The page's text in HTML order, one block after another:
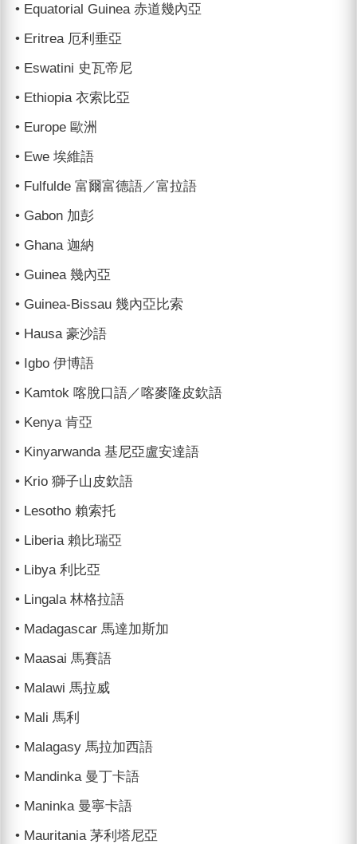
• Equatorial Guinea 赤道幾內亞
• Eritrea 厄利垂亞
• Eswatini 史瓦帝尼
• Ethiopia 衣索比亞
• Europe 歐洲
• Ewe 埃維語
• Fulfulde 富爾富德語／富拉語
• Gabon 加彭
• Ghana 迦納
• Guinea 幾內亞
• Guinea-Bissau 幾內亞比索
• Hausa 豪沙語
• Igbo 伊博語
• Kamtok 喀脫口語／喀麥隆皮欽語
• Kenya 肯亞
• Kinyarwanda 基尼亞盧安達語
• Krio 獅子山皮欽語
• Lesotho 賴索托
• Liberia 賴比瑞亞
• Libya 利比亞
• Lingala 林格拉語
• Madagascar 馬達加斯加
• Maasai 馬賽語
• Malawi 馬拉威
• Mali 馬利
• Malagasy 馬拉加西語
• Mandinka 曼丁卡語
• Maninka 曼寧卡語
• Mauritania 茅利塔尼亞